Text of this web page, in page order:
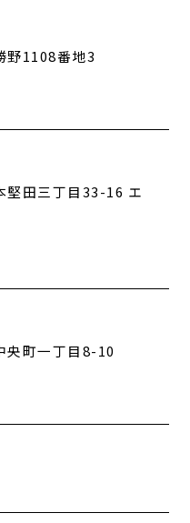
野1108番地3
堅田三丁目33-16 エ
央町一丁目8-10